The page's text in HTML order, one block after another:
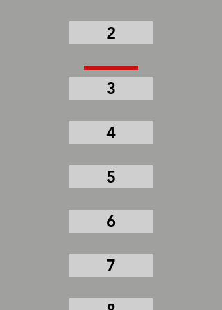
2
3
4
5
6
7